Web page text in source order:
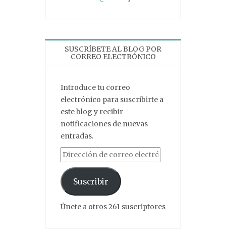
SUSCRÍBETE AL BLOG POR
CORREO ELECTRÓNICO
Introduce tu correo
electrónico para suscribirte a
este blog y recibir
notificaciones de nuevas
entradas.
Dirección de correo electrónico
Suscribir
Únete a otros 261 suscriptores